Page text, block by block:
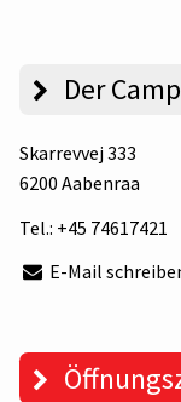
Der
Skarrevvej 333
6200 Aabenraa
Tel.: +45 74617421
E-Mail